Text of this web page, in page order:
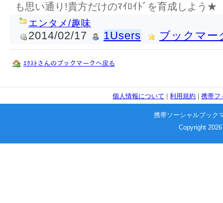
も思い通り!貴方だけのﾏｲﾛｲﾄﾞを育成しよう★
エンタメ/趣味
2014/02/17 1Users ブックマー
ｴｸｽﾄさんのブックマークへ戻る
個人情報について |利用規約 |携帯フ
携帯ソーシャルブック
Copyright